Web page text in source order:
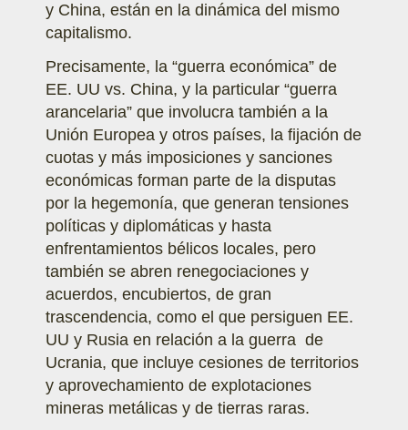
y China, están en la dinámica del mismo
capitalismo.
Precisamente, la “guerra económica” de
EE. UU vs. China, y la particular “guerra
arancelaria” que involucra también a la
Unión Europea y otros países, la fijación de
cuotas y más imposiciones y sanciones
económicas forman parte de la disputas
por la hegemonía, que generan tensiones
políticas y diplomáticas y hasta
enfrentamientos bélicos locales, pero
también se abren renegociaciones y
acuerdos, encubiertos, de gran
trascendencia, como el que persiguen EE.
UU y Rusia en relación a la guerra de
Ucrania, que incluye cesiones de territorios
y aprovechamiento de explotaciones
mineras metálicas y de tierras raras.